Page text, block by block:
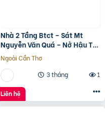
Nhà 2 Tầng Btct – Sát Mt
Nguyễn Văn Quá – Nở Hậu Tài
Lộc
Ngoài Cần Thơ
3 tháng
1
Liên hệ